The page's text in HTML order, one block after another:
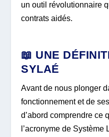
un outil révolutionnaire
contrats aidés.
📖 UNE
SYLAÉ
Avant de nous plonger
fonctionnement et de
d’abord comprendre ce
l’acronyme de Système